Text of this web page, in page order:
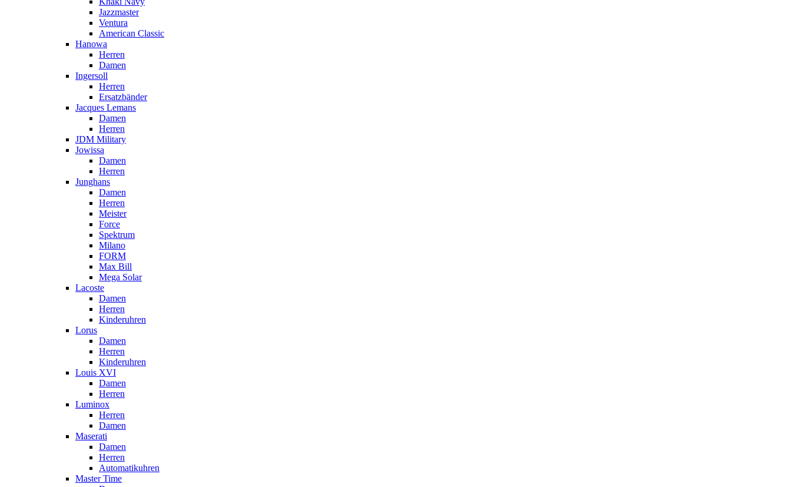
Jazzmaster
Ventura
American Classic
Hanowa
Herren
Damen
Ingersoll
Herren
Ersatzbänder
Jacques Lemans
Damen
Herren
JDM Military
Jowissa
Damen
Herren
Junghans
Damen
Herren
Meister
Force
Spektrum
Milano
FORM
Max Bill
Mega Solar
Lacoste
Damen
Herren
Kinderuhren
Lorus
Damen
Herren
Kinderuhren
Louis XVI
Damen
Herren
Luminox
Herren
Damen
Maserati
Damen
Herren
Automatikuhren
Master Time